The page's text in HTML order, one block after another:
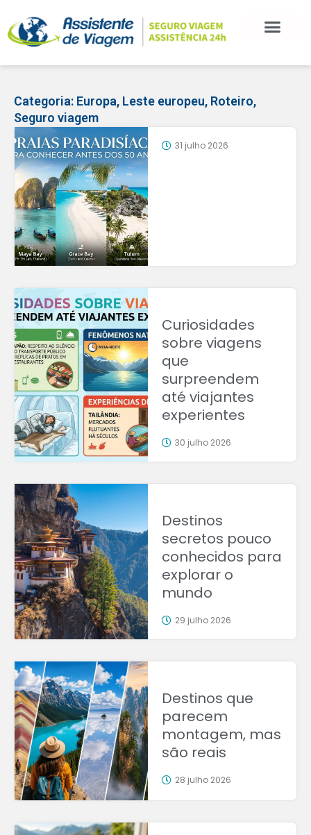
Categoria: Europa, Leste europeu, Roteiro,
Seguro viagem
31 julho 2026
Curiosidades
sobre viagens
que
surpreendem
até viajantes
experientes
30 julho 2026
Destinos
secretos pouco
conhecidos para
explorar o
mundo
29 julho 2026
Destinos que
parecem
montagem, mas
são reais
28 julho 2026